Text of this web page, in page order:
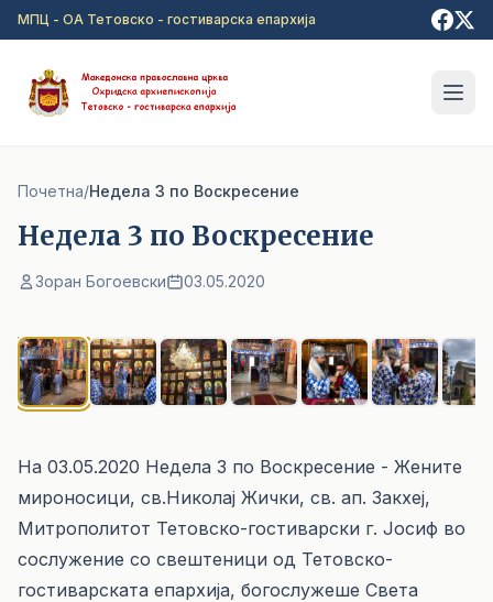
Прејди на главна содржина
МПЦ - ОА Тетовско - гостиварска епархија
Почетна/Недела 3 по Воскресение
Недела 3 по Воскресение
Зоран Богоевски 03.05.2020
На 03.05.2020 Недела 3 по Воскресение - Жените
мироносици, св.Николај Жички, св. ап. Закхеј,
Митрополитот Тетовско-гостиварски г. Јосиф во
сослужение со свештеници од Тетовско-
гостиварската епархија, богослужеше Света